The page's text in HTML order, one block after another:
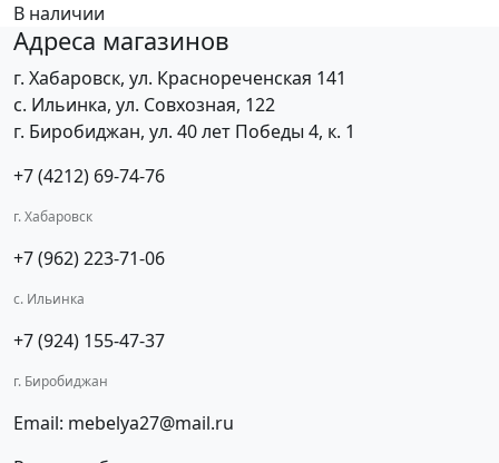
В наличии
Адреса магазинов
г. Хабаровск, ул. Краснореченская 141
с. Ильинка, ул. Совхозная, 122
г. Биробиджан, ул. 40 лет Победы 4, к. 1
+7 (4212) 69-74-76
г. Хабаровск
+7 (962) 223-71-06
с. Ильинка
+7 (924) 155-47-37
г. Биробиджан
Email: mebelya27@mail.ru